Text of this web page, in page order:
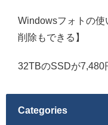
Windowsフォトの
削除もできる】
32TBのSSDが7,480
Categories